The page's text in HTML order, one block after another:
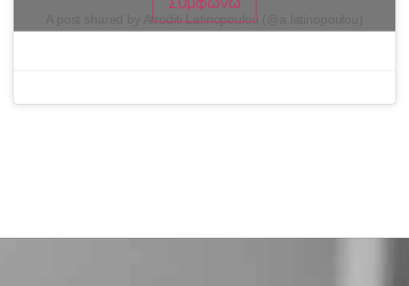
A post shared by Afroditi Latinopoulou (@a.latinopoulou)
Συμφωνώ